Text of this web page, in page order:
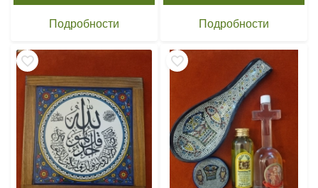
Подробности Подробности